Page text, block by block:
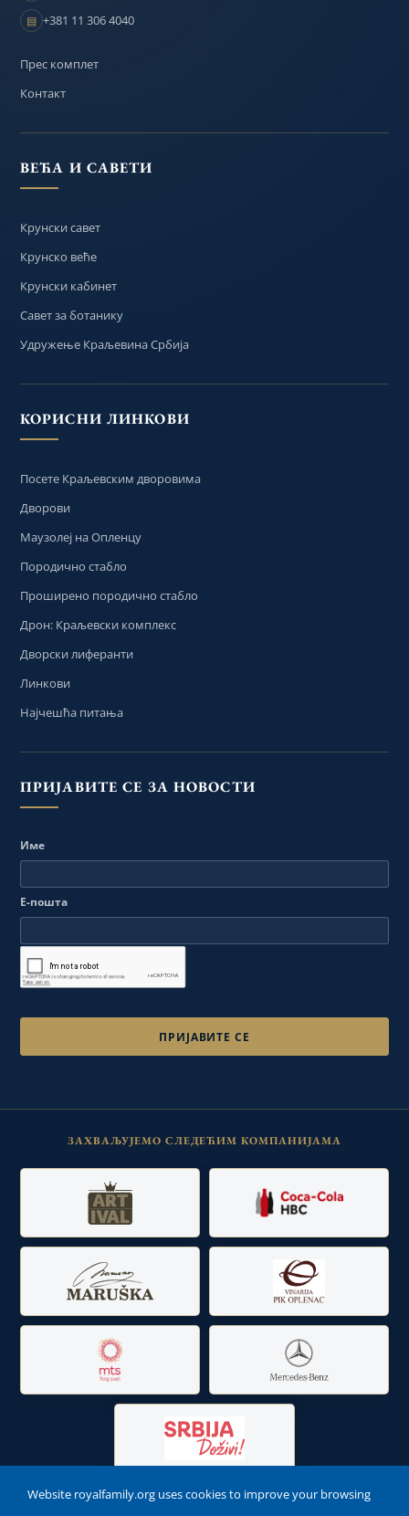
▤ +381 11 306 4040
Прес комплет
Контакт
ВЕЋА И САВЕТИ
Крунски савет
Крунско веће
Крунски кабинет
Савет за ботанику
Удружење Краљевина Србија
КОРИСНИ ЛИНКОВИ
Посете Краљевским дворовима
Дворови
Маузолеј на Опленцу
Породично стабло
Проширено породично стабло
Дрон: Краљевски комплекс
Дворски лиферанти
Линкови
Најчешћа питања
ПРИЈАВИТЕ СЕ ЗА НОВОСТИ
Име
Е-пошта
ЗАХВАЉУЈЕМО СЛЕДЕЋИМ КОМПАНИЈАМА
Website royalfamily.org uses cookies to improve your browsing